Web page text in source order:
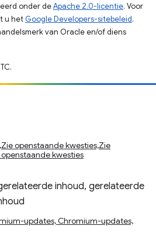
onder deApache 2.0-licentie. Voor
u het Google Developers-sitebeleid.
van Oracle en/of diens
openstaande kwesties,Zie
kwesties
inhoud, gerelateerde
updates, Chromium-updates,